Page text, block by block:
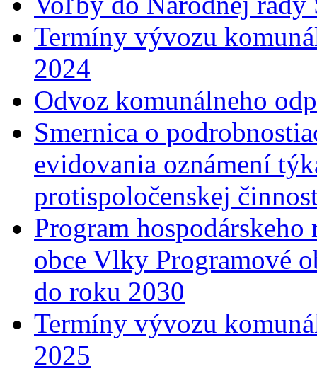
Termíny vývozu
2024
Odvoz komunálneho
Smernica o
evidovania oznámení
protispoločenskej
Program
obce Vlky Programové
do roku 2030
Termíny vývozu
2025